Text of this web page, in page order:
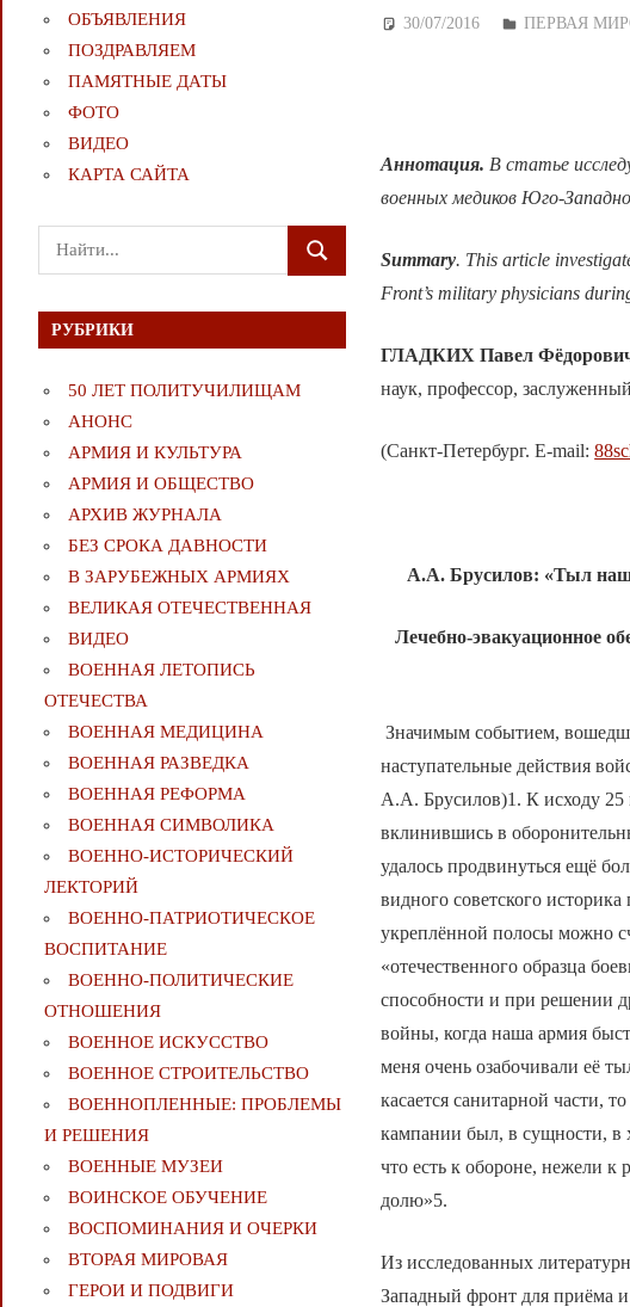
30/07/2016 Дежурный по
ПЕРВАЯ
Аннотация. В статье
военных медиков Юго-
Summary. This article
Front’s military physicians
ГЛАДКИХ Павел
наук, профессор,
(Санкт-Петербург. E-mail:
А.А. Брусилов: «Тыл
Лечебно-эвакуационное
Значимым событием,
наступательные действия
А.А. Брусилов)1. К исходу 25
вклинившись в
удалось продвинуться ещё
видного советского
укреплённой полосы можно
«отечественного образца
способности и при решении
войны, когда наша армия
меня очень озабочивали её
касается санитарной части,
кампании был, в сущности, в
что есть к обороне, нежели к
долю»5.
Из исследованных
Западный фронт для приёма
ОБЪЯВЛЕНИЯ
ПОЗДРАВЛЯЕМ
ПАМЯТНЫЕ ДАТЫ
ФОТО
ВИДЕО
КАРТА САЙТА
Поиск
для:
ПОИСК
РУБРИКИ
50 ЛЕТ ПОЛИТУЧИЛИЩАМ
АНОНС
АРМИЯ И КУЛЬТУРА
АРМИЯ И ОБЩЕСТВО
АРХИВ ЖУРНАЛА
БЕЗ СРОКА ДАВНОСТИ
В ЗАРУБЕЖНЫХ АРМИЯХ
ВЕЛИКАЯ ОТЕЧЕСТВЕННАЯ
ВИДЕО
ВОЕННАЯ ЛЕТОПИСЬ
ОТЕЧЕСТВА
ВОЕННАЯ МЕДИЦИНА
ВОЕННАЯ РАЗВЕДКА
ВОЕННАЯ РЕФОРМА
ВОЕННАЯ СИМВОЛИКА
ВОЕННО-ИСТОРИЧЕСКИЙ
ЛЕКТОРИЙ
ВОЕННО-ПАТРИОТИЧЕСКОЕ
ВОСПИТАНИЕ
ВОЕННО-ПОЛИТИЧЕСКИE
ОТНОШЕНИЯ
ВОЕННОЕ ИСКУССТВО
ВОЕННОЕ СТРОИТЕЛЬСТВО
ВОЕННОПЛЕННЫЕ: ПРОБЛЕМЫ
И РЕШЕНИЯ
ВОЕННЫЕ МУЗЕИ
ВОИНСКОЕ ОБУЧЕНИЕ
ВОСПОМИНАНИЯ И ОЧЕРКИ
ВТОРАЯ МИРОВАЯ
ГЕРОИ И ПОДВИГИ